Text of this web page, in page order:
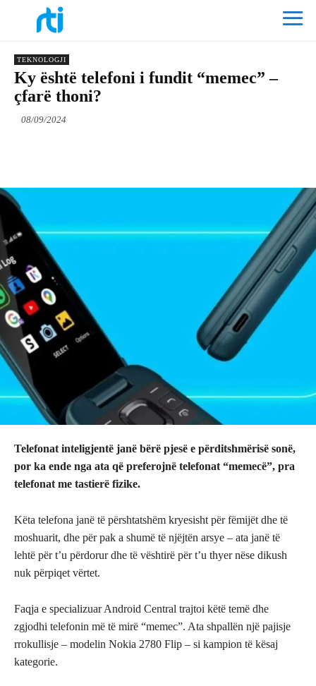
TEKNOLOGJI
Ky është telefoni i fundit “memec” –
çfarë thoni?
08/09/2024
Telefonat inteligjentë janë bërë pjesë e përditshmërisë sonë,
por ka ende nga ata që preferojnë telefonat “memecë”, pra
telefonat me tastierë fizike.
Këta telefona janë të përshtatshëm kryesisht për fëmijët dhe të
moshuarit, dhe për pak a shumë të njëjtën arsye – ata janë të
lehtë për t’u përdorur dhe të vështirë për t’u thyer nëse dikush
nuk përpiqet vërtet.
Faqja e specializuar Android Central trajtoi këtë temë dhe
zgjodhi telefonin më të mirë “memec”. Ata shpallën një pajisje
rrokullisje – modelin Nokia 2780 Flip – si kampion të kësaj
kategorie.